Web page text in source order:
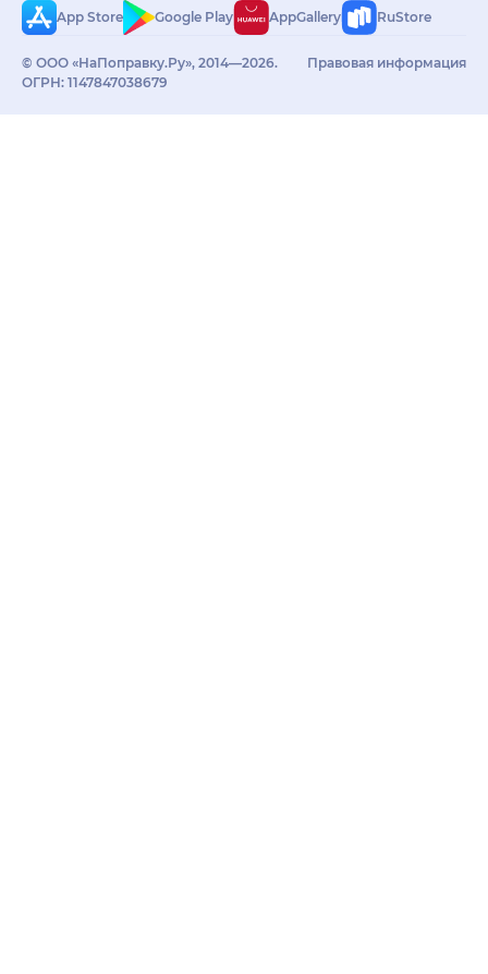
App Store
Google Play AppGallery RuStore
© ООО «НаПоправку.Ру», 2014—2026.
ОГРН: 1147847038679
Правовая информация